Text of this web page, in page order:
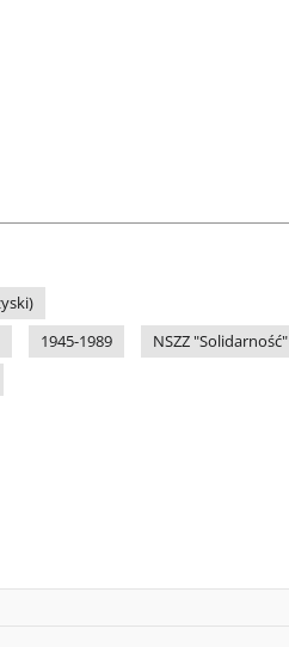
1945-1989
NSZZ "Solidarność"